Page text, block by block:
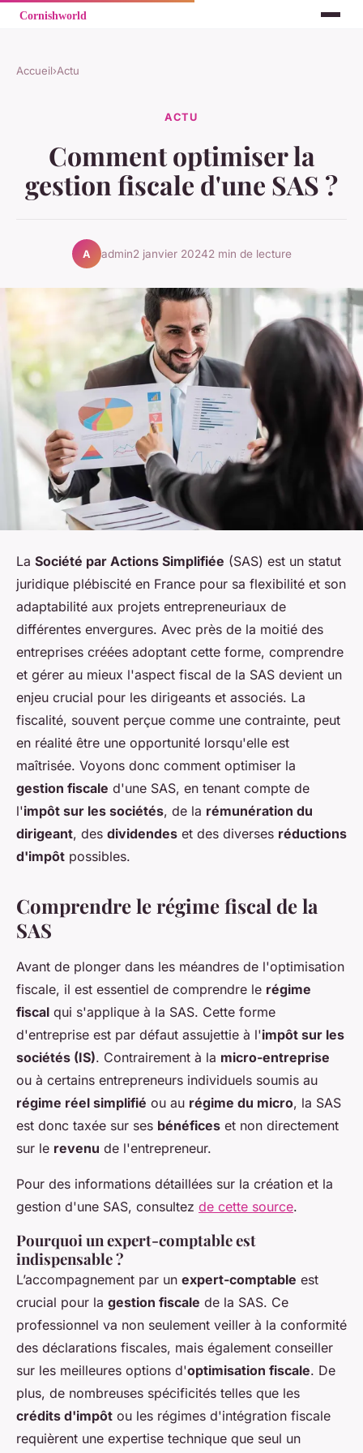
Accueil›Actu
ACTU
Comment optimiser la
gestion fiscale d'une SAS ?
A admin2 janvier 20242 min de lecture
La Société par Actions Simplifiée (SAS) est un statut
juridique plébiscité en France pour sa flexibilité et son
adaptabilité aux projets entrepreneuriaux de
différentes envergures. Avec près de la moitié des
entreprises créées adoptant cette forme, comprendre
et gérer au mieux l'aspect fiscal de la SAS devient un
enjeu crucial pour les dirigeants et associés. La
fiscalité, souvent perçue comme une contrainte, peut
en réalité être une opportunité lorsqu'elle est
maîtrisée. Voyons donc comment optimiser la
gestion fiscale d'une SAS, en tenant compte de
l'impôt sur les sociétés, de la rémunération du
dirigeant, des dividendes et des diverses réductions
d'impôt possibles.
Comprendre le régime fiscal de la
SAS
Avant de plonger dans les méandres de l'optimisation
fiscale, il est essentiel de comprendre le régime
fiscal qui s'applique à la SAS. Cette forme
d'entreprise est par défaut assujettie à l'impôt sur les
sociétés (IS). Contrairement à la micro-entreprise
ou à certains entrepreneurs individuels soumis au
régime réel simplifié ou au régime du micro, la SAS
est donc taxée sur ses bénéfices et non directement
sur le revenu de l'entrepreneur.
Pour des informations détaillées sur la création et la
gestion d'une SAS, consultez de cette source.
Pourquoi un expert-comptable est
indispensable ?
L’accompagnement par un expert-comptable est
crucial pour la gestion fiscale de la SAS. Ce
professionnel va non seulement veiller à la conformité
des déclarations fiscales, mais également conseiller
sur les meilleures options d'optimisation fiscale. De
plus, de nombreuses spécificités telles que les
crédits d'impôt ou les régimes d'intégration fiscale
requièrent une expertise technique que seul un